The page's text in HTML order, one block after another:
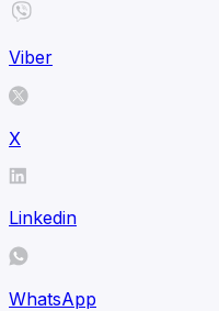
Viber
X
Linkedin
WhatsApp